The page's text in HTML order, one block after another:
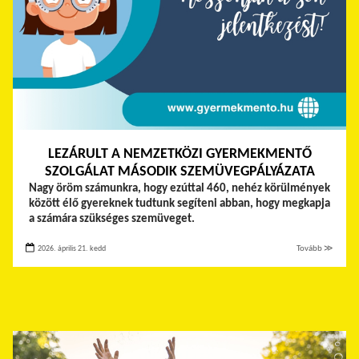
LEZÁRULT A NEMZETKÖZI GYERMEKMENTŐ
SZOLGÁLAT MÁSODIK SZEMÜVEGPÁLYÁZATA
Nagy öröm számunkra, hogy ezúttal 460, nehéz körülmények
között élő gyereknek tudtunk segíteni abban, hogy megkapja
a számára szükséges szemüveget.
2026. április 21. kedd Tovább ≫